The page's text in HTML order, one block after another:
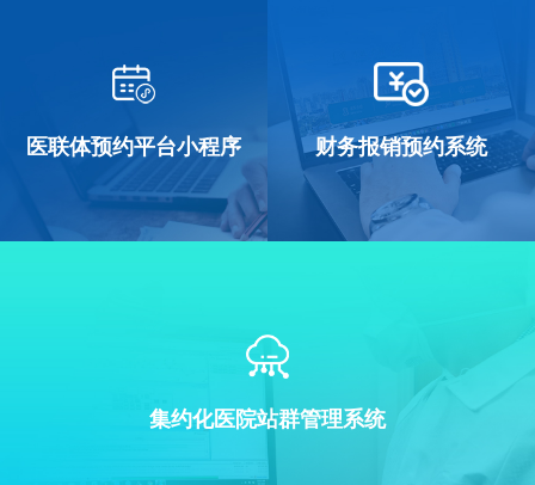
医联体预约平台小程序 财务报销预约系统
集约化医院站群管理系统